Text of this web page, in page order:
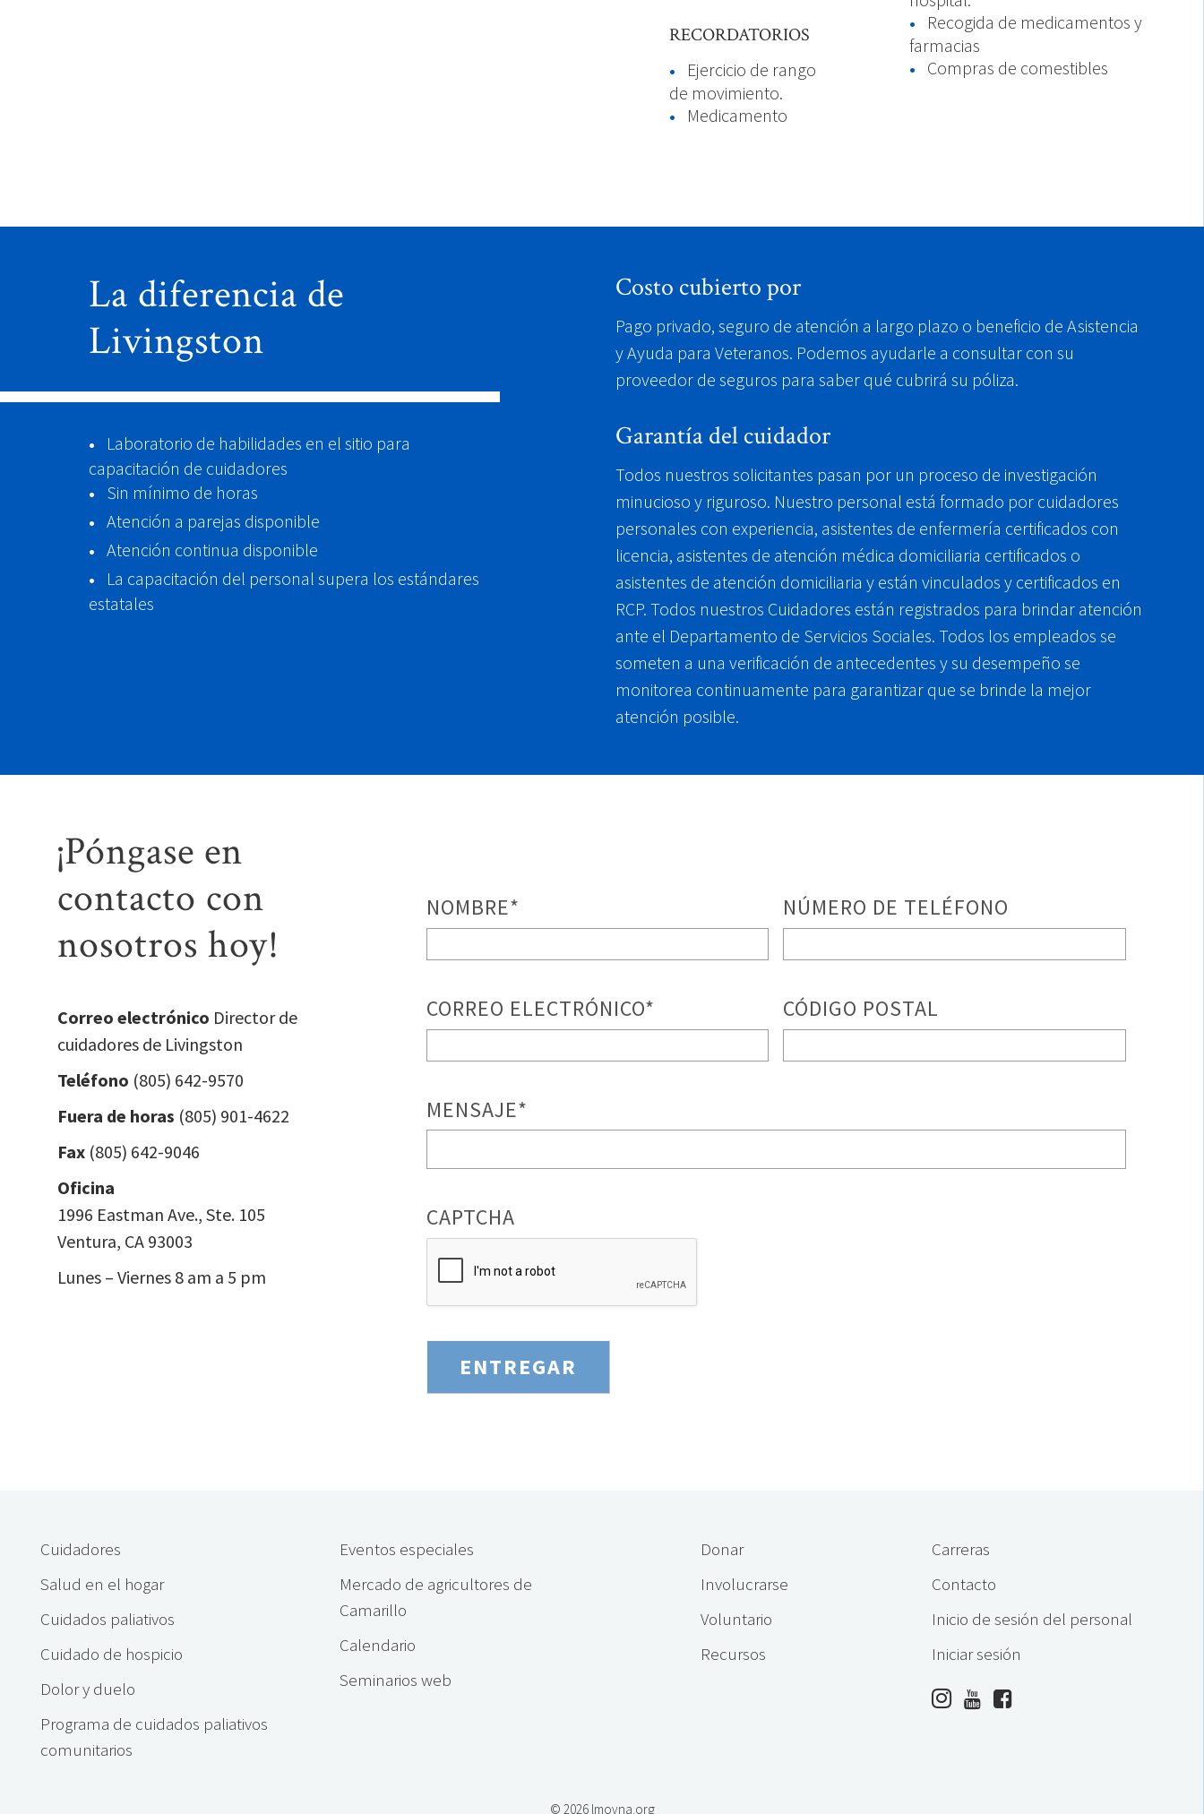
RECORDATORIOS
Ejercicio de rango
de movimiento.
Medicamento
Recogida de medicamentos y
farmacias
Compras de comestibles
La diferencia de
Livingston
Laboratorio de habilidades en el sitio para
capacitación de cuidadores
Sin mínimo de horas
Atención a parejas disponible
Atención continua disponible
La capacitación del personal supera los estándares
estatales
Costo cubierto por
Pago privado, seguro de atención a largo plazo o beneficio de Asistencia
y Ayuda para Veteranos. Podemos ayudarle a consultar con su
proveedor de seguros para saber qué cubrirá su póliza.
Garantía del cuidador
Todos nuestros solicitantes pasan por un proceso de investigación
minucioso y riguroso. Nuestro personal está formado por cuidadores
personales con experiencia, asistentes de enfermería certificados con
licencia, asistentes de atención médica domiciliaria certificados o
asistentes de atención domiciliaria y están vinculados y certificados en
RCP. Todos nuestros Cuidadores están registrados para brindar atención
ante el Departamento de Servicios Sociales. Todos los empleados se
someten a una verificación de antecedentes y su desempeño se
monitorea continuamente para garantizar que se brinde la mejor
atención posible.
¡Póngase en
contacto con
nosotros hoy!
Correo electrónico Director de
cuidadores de Livingston
Teléfono (805) 642-9570
Fuera de horas (805) 901-4622
Fax (805) 642-9046
Oficina
1996 Eastman Ave., Ste. 105
Ventura, CA 93003
Lunes – Viernes 8 am a 5 pm
NOMBRE* NÚMERO DE TELÉFONO
CORREO ELECTRÓNICO* CÓDIGO POSTAL
MENSAJE*
CAPTCHA
Cuidadores
Salud en el hogar
Cuidados paliativos
Cuidado de hospicio
Dolor y duelo
Programa de cuidados paliativos
comunitarios
Eventos especiales
Mercado de agricultores de
Camarillo
Calendario
Seminarios web
Donar
Involucrarse
Voluntario
Recursos
Carreras
Contacto
Inicio de sesión del personal
Iniciar sesión
© 2026 lmovna.org